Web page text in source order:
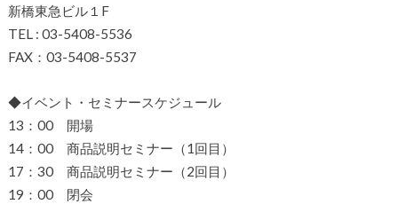
新橋東急ビル１F
TEL : 03-5408-5536
FAX：03-5408-5537
◆イベント・セミナースケジュール
13：00 開場
14：00 商品説明セミナー（1回目）
17：30 商品説明セミナー（2回目）
19：00 閉会